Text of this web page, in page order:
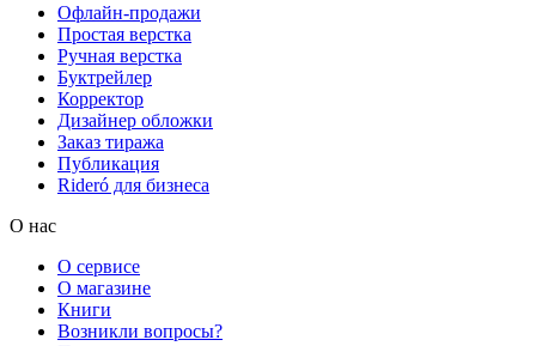
Офлайн-продажи
Простая верстка
Ручная верстка
Буктрейлер
Корректор
Дизайнер обложки
Заказ тиража
Публикация
Rideró для бизнеса
О нас
О сервисе
О магазине
Книги
Возникли вопросы?